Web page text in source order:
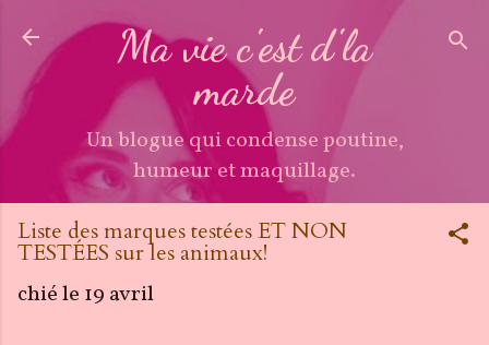
Accéder au contenu principal
Ma vie c'est d'la
marde
Un blogue qui condense poutine,
humeur et maquillage.
Liste des marques testées ET NON
TESTÉES sur les animaux!
chié le 19 avril